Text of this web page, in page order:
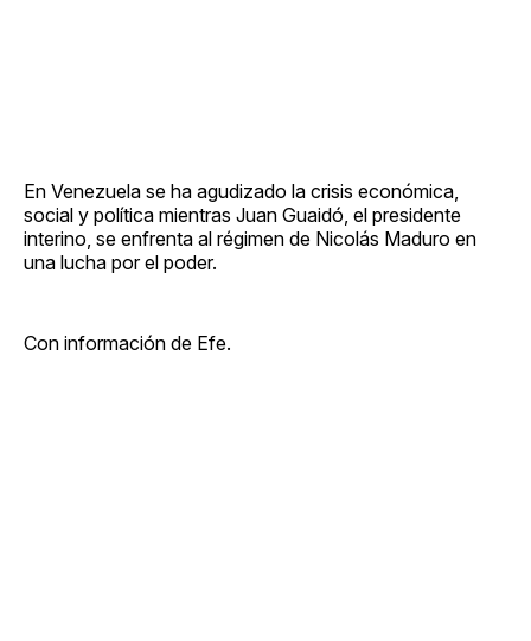
En Venezuela se ha agudizado la crisis económica,
social y política mientras Juan Guaidó, el presidente
interino, se enfrenta al régimen de Nicolás Maduro en
una lucha por el poder.
Con información de Efe.